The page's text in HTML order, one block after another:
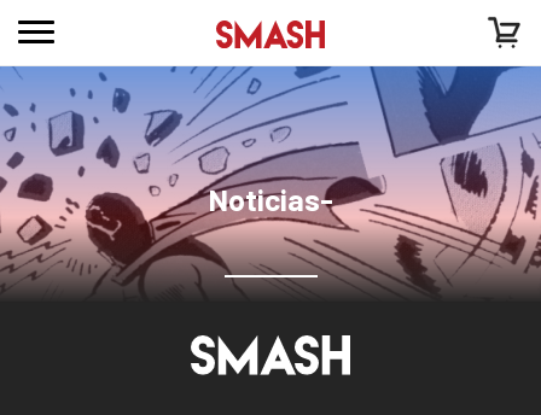
Noticias-